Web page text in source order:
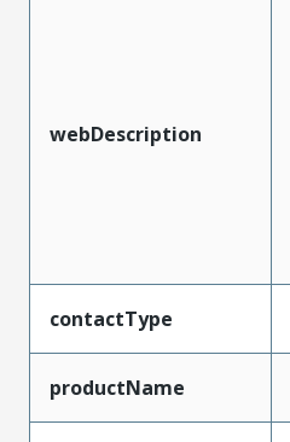
webDescription
contactType
productName